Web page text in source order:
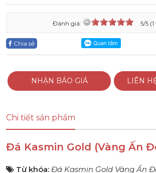
Đánh giá: 5/5
Chia sẻ
NHẬN BÁO GIÁ LIÊN
Chi tiết sản phẩm
Đá Kasmin Gold (Vàng Ấn
Từ khóa: Đá Kasmin Gold Vàng Ấn